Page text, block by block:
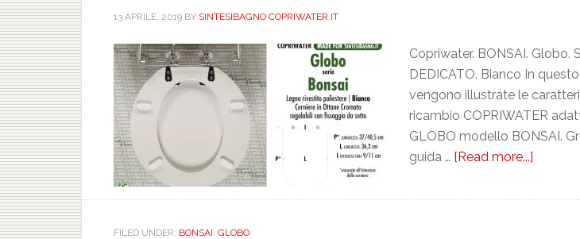
13 APRILE, 2019BYSINTESIBAGNO COPRIWATER.IT
Copriwater. BONSAI. Globo.
DEDICATO. Bianco In
vengono illustrate le
ricambio COPRIWATER
GLOBO modello BONSAI.
guida …[Read more...]about
BONSAI.
FILED UNDER:BONSAI,GLOBO